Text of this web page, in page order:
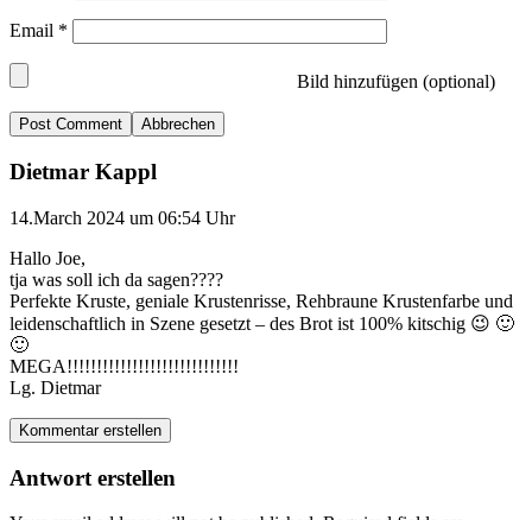
Email *
Bild hinzufügen (optional)
Abbrechen
Dietmar Kappl
14.March 2024 um 06:54 Uhr
Hallo Joe,
tja was soll ich da sagen????
Perfekte Kruste, geniale Krustenrisse, Rehbraune Krustenfarbe und
leidenschaftlich in Szene gesetzt – des Brot ist 100% kitschig 😉 🙂
🙂
MEGA!!!!!!!!!!!!!!!!!!!!!!!!!!!!!
Lg. Dietmar
Kommentar erstellen
Antwort erstellen